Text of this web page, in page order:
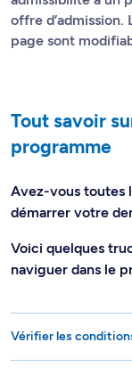
offre
page sont
Tout savoir
programme
Avez-vous toutes
démarrer votre
Voici quelques
naviguer dans le
Vérifier les